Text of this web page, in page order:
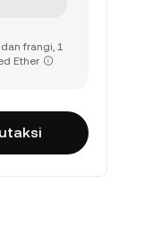
frangi, 1
Ether